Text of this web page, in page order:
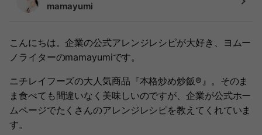
mamayumi
こんにちは。企業の公式アレンジレシピが大好き、ヨムー
ノライターのmamayumiです。
ニチレイフーズの大人気商品『本格炒め炒飯®』。そのま
ま食べても間違いなく美味しいのですが、企業が公式ホー
ムページでたくさんのアレンジレシピを教えてくれていま
す。